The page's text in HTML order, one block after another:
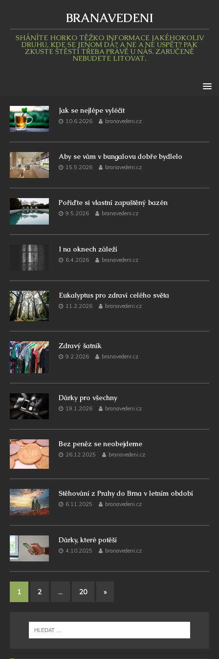
BRANAVEDENI
SHÁNÍTE HORKO TĚŽKO INFORMACE JAKÉHOKOLIV
DRUHU, KDE SE JENOM DÁ? A NE A NE USPĚT? PAK
ZKUSTE ŠTĚSTÍ TŘEBA PRÁVĚ U NÁS. ZARUČENĚ
NEBUDETE LITOVAT.
Jak se nejlépe vyléčit
10.6.2026 branavedeni.cz
Aby se vám v bungalovu dobře bydlelo
15.5.2026 branavedeni.cz
Pořiďte si vlastní zapuštěný bazén
9.5.2026 branavedeni.cz
I na oknech záleží
6.4.2026 branavedeni.cz
Eukalyptus pro zdraví celého světa
11.2.2026 branavedeni.cz
Zdravý šatník
9.2.2026 branavedeni.cz
Dárky pro všechny
19.1.2026 branavedeni.cz
Bez peněz se neobejdeme
26.12.2025 branavedeni.cz
Stěhování z Prahy do Brna v letním období
6.11.2025 branavedeni.cz
Dárky, které potěší
4.10.2025 branavedeni.cz
1 2 … 20 »